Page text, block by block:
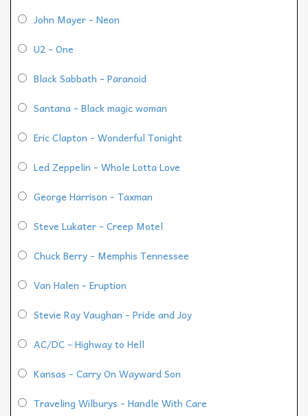
John Mayer - Neon
U2 - One
Black Sabbath - Paranoid
Santana - Black magic woman
Eric Clapton - Wonderful Tonight
Led Zeppelin - Whole Lotta Love
George Harrison - Taxman
Steve Lukater - Creep Motel
Chuck Berry - Memphis Tennessee
Van Halen - Eruption
Stevie Ray Vaughan - Pride and Joy
AC/DC - Highway to Hell
Kansas - Carry On Wayward Son
Traveling Wilburys - Handle With Care